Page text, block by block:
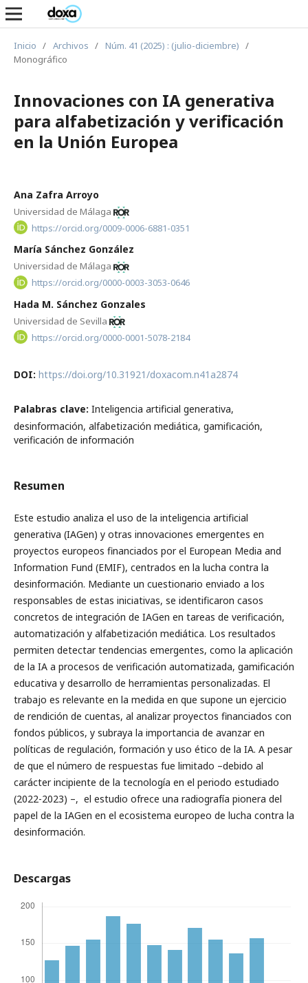
Inicio / Archivos / Núm. 41 (2025) : (julio-diciembre) /
Monográfico
Innovaciones con IA generativa
para alfabetización y verificación
en la Unión Europea
Ana Zafra Arroyo
Universidad de Málaga
https://orcid.org/0009-0006-6881-0351
María Sánchez González
Universidad de Málaga
https://orcid.org/0000-0003-3053-0646
Hada M. Sánchez Gonzales
Universidad de Sevilla
https://orcid.org/0000-0001-5078-2184
DOI: https://doi.org/10.31921/doxacom.n41a2874
Palabras clave: Inteligencia artificial generativa,
desinformación, alfabetización mediática, gamificación,
verificación de información
Resumen
Este estudio analiza el uso de la inteligencia artificial
generativa (IAGen) y otras innovaciones emergentes en
proyectos europeos financiados por el European Media and
Information Fund (EMIF), centrados en la lucha contra la
desinformación. Mediante un cuestionario enviado a los
responsables de estas iniciativas, se identificaron casos
concretos de integración de IAGen en tareas de verificación,
automatización y alfabetización mediática. Los resultados
permiten detectar tendencias emergentes, como la aplicación
de la IA a procesos de verificación automatizada, gamificación
educativa y desarrollo de herramientas personalizadas. El
trabajo es relevante en la medida en que supone un ejercicio
de rendición de cuentas, al analizar proyectos financiados con
fondos públicos, y subraya la importancia de avanzar en
políticas de regulación, formación y uso ético de la IA. A pesar
de que el número de respuestas fue limitado –debido al
carácter incipiente de la tecnología en el periodo estudiado
(2022-2023) –, el estudio ofrece una radiografía pionera del
papel de la IAGen en el ecosistema europeo de lucha contra la
desinformación.
Descargas